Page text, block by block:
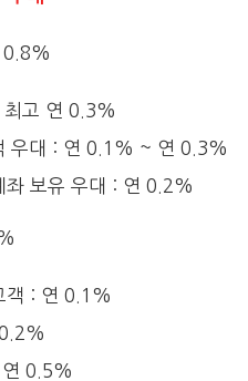
최고 연 0.3%
우대 : 연 0.1% ~ 연 0.3%
좌 보유 우대 : 연 0.2%
객 : 연 0.1%
연 0.5%